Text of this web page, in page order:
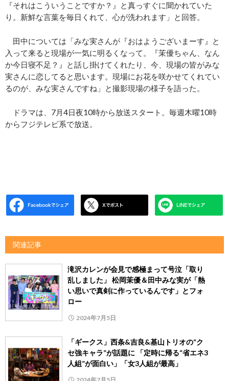
『それはこういうことですか？』と真っすぐに聞かれていた
り。新鮮な言葉を毎日くれて、心が洗われます」と回答。
田中については「みな実さんが『おはようございまーす』と
入って来ると現場が一気に明るくなって。『茉優ちゃん、なん
か今日寝不足？』と話し掛けてくれたり、今、現場の皆がみな
実さんに恋してると思います。現場にお花を咲かせてくれてい
るのが、みな実さんですね」と撮影現場の様子を語った。
ドラマは、7月4日夜10時から放送スタート。毎週木曜10時
からフジテレビ系で放送。
関連記事
滝沢カレンが会見で感極まって号泣「取り
乱しました」 松岡茉優＆田中みな実が「熱
い思いで真剣に作っているんです」とフォ
ロー
2024年7月5日
「ギークス」西条&吉良&基山トリオの“ク
セ強キャラ”が話題に 「定時に帰る“省エネ3
人組”が面白い」「女3人組が最高」